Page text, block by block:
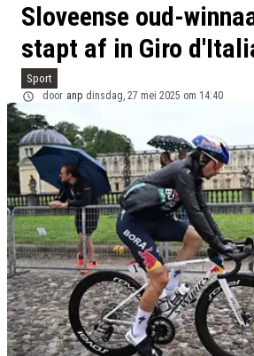
Sloveense oud-
stapt af in Giro
Sport
door anp dinsdag, 27 mei 2025 om 14:40